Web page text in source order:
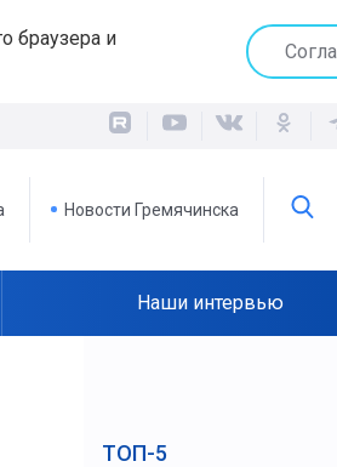
браузера и
Новости Гремячинска
Наши интервью
ТОП-5